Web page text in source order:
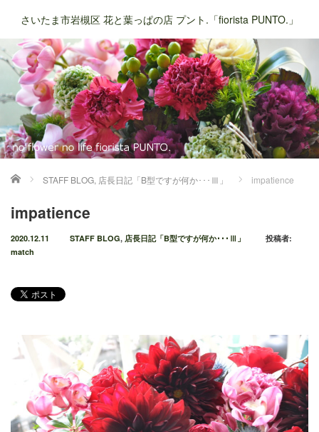
さいたま市岩槻区 花と葉っぱの店 プント.「fiorista PUNTO.」
ホーム STAFF BLOG, 店長日記「B型ですが何か･･･Ⅲ」 impatience
impatience
2020.12.11 STAFF BLOG, 店長日記「B型ですが何か･･･Ⅲ」
投稿者:
match